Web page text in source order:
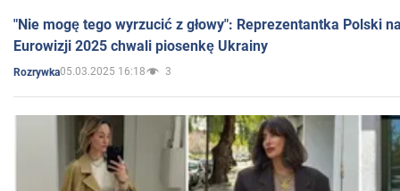
"Nie mogę tego wyrzucić z głowy": Reprezentantka Polski
Eurowizji 2025 chwali piosenkę Ukrainy
Rozrywka05.03.2025 16:18 3